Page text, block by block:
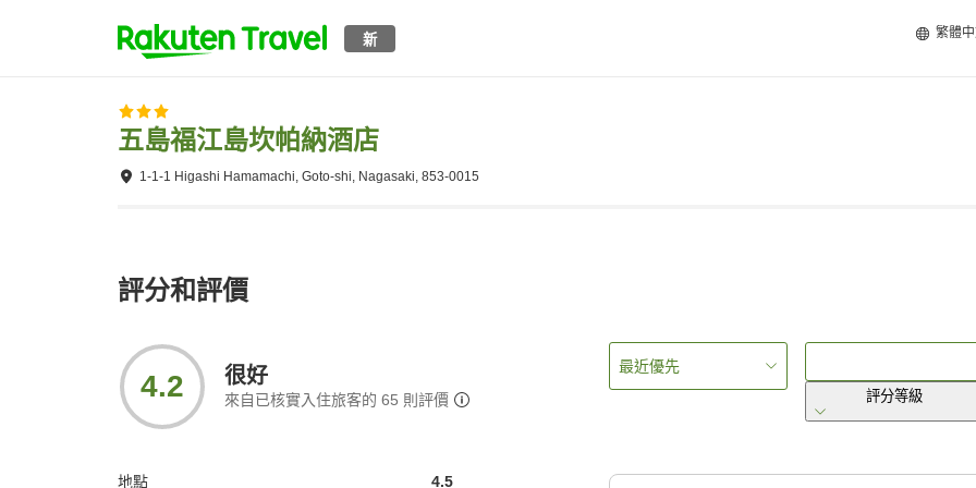
新 繁體中
五島福江島坎帕納酒店
1-1-1 Higashi Hamamachi, Goto-shi, Nagasaki, 853-0015
評分和評價
4.2 很好
來自已核實入住旅客的 65 則評價
地點 4.5
最近優先
評分等級